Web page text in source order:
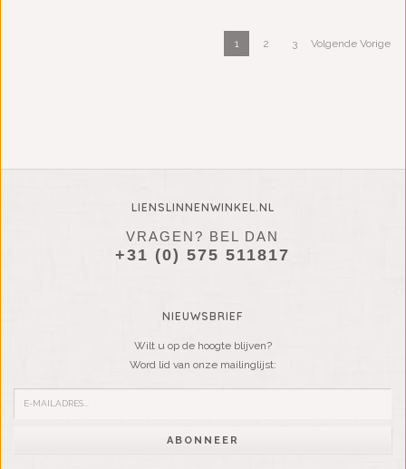
1 2 3 Volgende Vorige
LIENSLINNENWINKEL.NL
VRAGEN? BEL DAN
+31 (0) 575 511817
NIEUWSBRIEF
Wilt u op de hoogte blijven?
Word lid van onze mailinglijst:
ABONNEER